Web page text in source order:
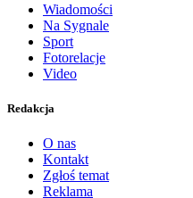
Wiadomości
Na Sygnale
Sport
Fotorelacje
Video
Redakcja
O nas
Kontakt
Zgłoś temat
Reklama